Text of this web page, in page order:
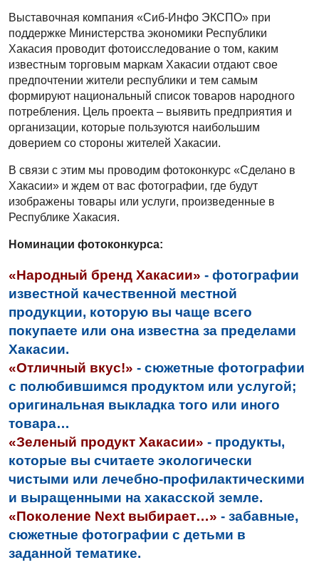
Выставочная компания «Сиб-Инфо ЭКСПО» при
поддержке Министерства экономики Республики
Хакасия проводит фотоисследование о том, каким
известным торговым маркам Хакасии отдают свое
предпочтении жители республики и тем самым
формируют национальный список товаров народного
потребления. Цель проекта – выявить предприятия и
организации, которые пользуются наибольшим
доверием со стороны жителей Хакасии.
В связи с этим мы проводим фотоконкурс «Сделано в
Хакасии» и ждем от вас фотографии, где будут
изображены товары или услуги, произведенные в
Республике Хакасия.
Номинации фотоконкурса:
«Народный бренд Хакасии» - фотографии
известной качественной местной
продукции, которую вы чаще всего
покупаете или она известна за пределами
Хакасии.
«Отличный вкус!» - сюжетные фотографии
с полюбившимся продуктом или услугой;
оригинальная выкладка того или иного
товара…
«Зеленый продукт Хакасии» - продукты,
которые вы считаете экологически
чистыми или лечебно-профилактическими
и выращенными на хакасской земле.
«Поколение Next выбирает…» - забавные,
сюжетные фотографии с детьми в
заданной тематике.